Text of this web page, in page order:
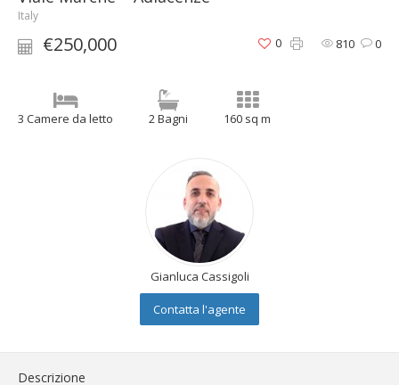
Italy
€250,000 810 0
0
3 Camere da letto 2 Bagni 160 sq m
Gianluca Cassigoli
Contatta l'agente
Descrizione